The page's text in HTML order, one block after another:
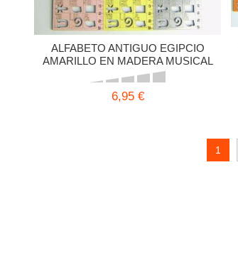
ALFABETO ANTIGUO EGIPCIO
AMARILLO EN MADERA MUSICAL
27,5X7 CMS
6,95 €
1